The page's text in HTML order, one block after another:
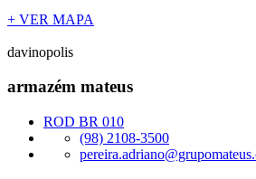
+ VER MAPA
davinopolis
armazém mateus
ROD BR 010
(98) 2108-3500